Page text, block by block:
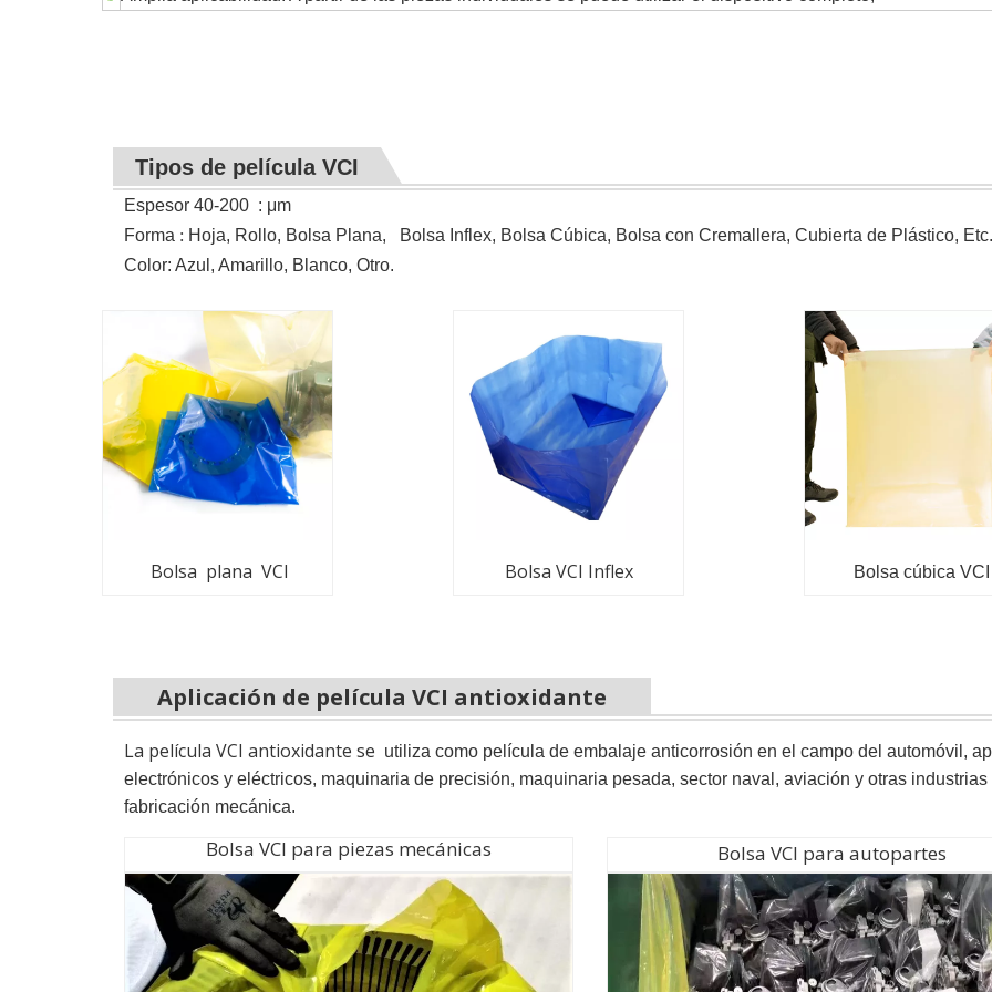
Tipos de película VCI
Espesor 40-200 : μm
Forma : Hoja, Rollo, Bolsa Plana, Bolsa Inflex, Bolsa Cúbica, Bolsa con Cremallera, Cubierta de Plástico, Etc.
Color: Azul, Amarillo, Blanco, Otro.
Bolsa plana VCI Bolsa VCI Inflex Bolsa cúbica VCI
Aplicación de película VCI antioxidante
La película VCI antioxidante se utiliza como película de embalaje anticorrosión en el campo del automóvil,
electrónicos y eléctricos, maquinaria de precisión, maquinaria pesada, sector naval, aviación y otras industrias
fabricación mecánica.
Bolsa VCI para piezas mecánicas Bolsa VCI para autopartes